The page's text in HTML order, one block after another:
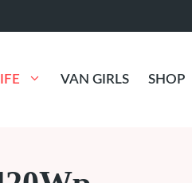
VAN GIRLS SHOP